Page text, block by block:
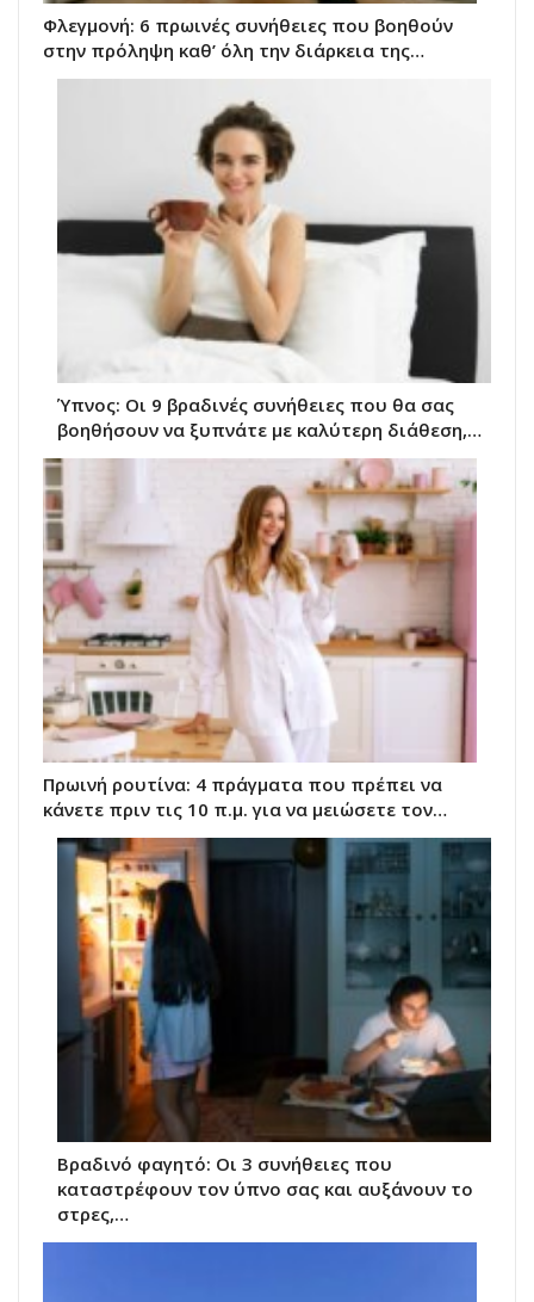
Φλεγμονή: 6 πρωινές συνήθειες που βοηθούν
στην πρόληψη καθ’ όλη την διάρκεια της…
Ύπνος: Οι 9 βραδινές συνήθειες που θα σας
βοηθήσουν να ξυπνάτε με καλύτερη διάθεση,…
Πρωινή ρουτίνα: 4 πράγματα που πρέπει να
κάνετε πριν τις 10 π.μ. για να μειώσετε τον…
Βραδινό φαγητό: Οι 3 συνήθειες που
καταστρέφουν τον ύπνο σας και αυξάνουν το
στρες,…